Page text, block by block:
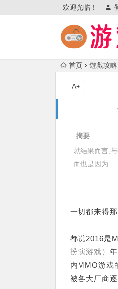
欢迎光临！
首页 遊戲攻
A+
摘要
就结果而言,
而也是因为…
一切都来得那
都说2016是
扮演游戏）
内MMO游戏
被各大厂商逐